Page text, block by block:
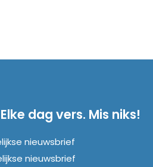
dag vers. Mis niks!
nieuwsbrief
nieuwsbrief